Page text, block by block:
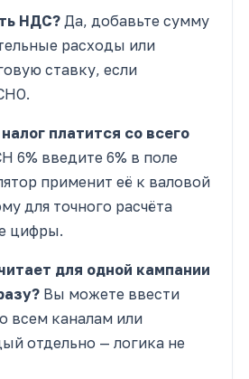
НДС? Да, добавьте сумму
расходы или
ставку, если
платится со всего
6% введите 6% в поле
применит её к валовой
для точного расчёта
цифры.
для одной кампании
Вы можете ввести
всем каналам или
отдельно — логика не